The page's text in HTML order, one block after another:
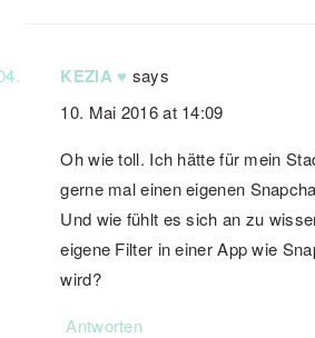
KEZIA ♥ says
10. Mai 2016 at 14:09
Oh wie toll. Ich hätte für mein
gerne mal einen eigenen
Und wie fühlt es sich an zu
eigene Filter in einer App wie
wird?
Antworten